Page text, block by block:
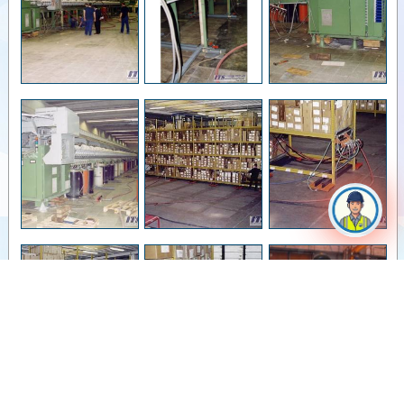
BAĞLANTILARI
HAVA
HORTUMU
TAMBURLARI